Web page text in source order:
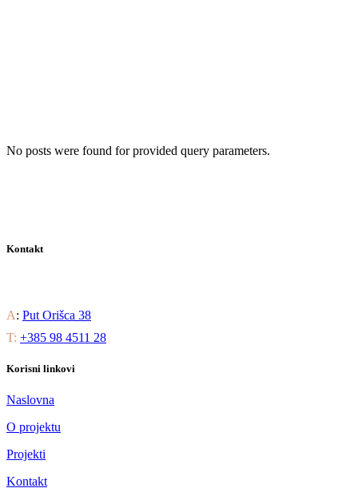
No posts were found for provided query parameters.
Kontakt
A: Put Orišca 38
T: +385 98 4511 28
Korisni linkovi
Naslovna
O projektu
Projekti
Kontakt